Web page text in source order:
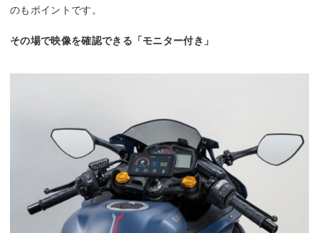
のもポイントです。
その場で映像を確認できる「モニター付き」